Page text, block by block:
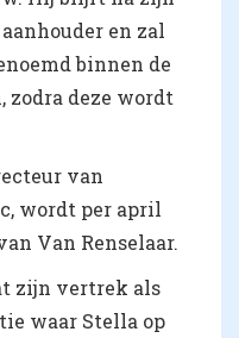
en zal
binnen de
zodra deze wordt
van
wordt per april
Van Renselaar.
zijn vertrek als
waar Stella op